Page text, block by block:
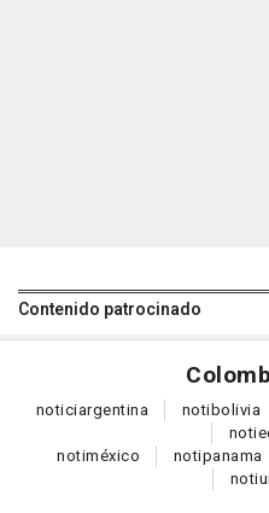
Contenido patrocinado
noticiargentina notibolivia
noti
notiméxico notipanama
noti